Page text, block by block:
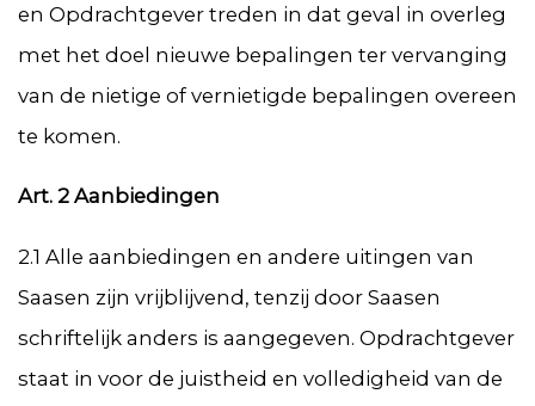
en Opdrachtgever treden in dat geval in overleg
met het doel nieuwe bepalingen ter vervanging
van de nietige of vernietigde bepalingen overeen
te komen.
Art. 2 Aanbiedingen
2.1 Alle aanbiedingen en andere uitingen van
Saasen zijn vrijblijvend, tenzij door Saasen
schriftelijk anders is aangegeven. Opdrachtgever
staat in voor de juistheid en volledigheid van de